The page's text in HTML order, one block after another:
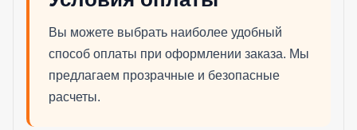
Вы можете выбрать наиболее удобный
способ оплаты при оформлении заказа. Мы
предлагаем прозрачные и безопасные
расчеты.